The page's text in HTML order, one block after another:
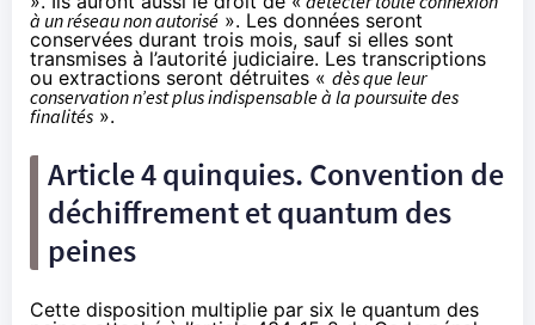
à un réseau non autorisé ». Les données seront
conservées durant trois mois, sauf si elles sont
transmises à l’autorité judiciaire. Les transcriptions
ou extractions seront détruites « dès que leur
conservation n’est plus indispensable à la poursuite des
finalités ».
Article 4 quinquies. Convention de
déchiffrement et quantum des
peines
Cette disposition multiplie par six le quantum des